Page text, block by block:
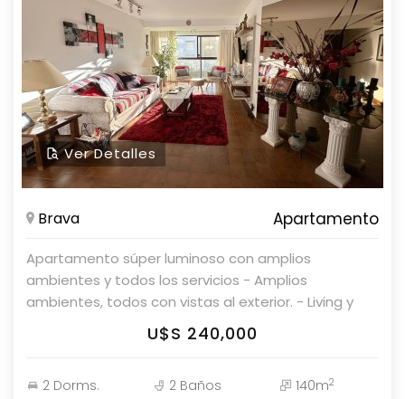
Ver Detalles
Brava Apartamento
Apartamento súper luminoso con amplios
ambientes y todos los servicios - Amplios
ambientes, todos con vistas al exterior. - Living y
comedor en ambientes separados. - Cocina
definida. - Terraza lavadero. - Dos dormitorios, uno
dormitorios están separados del living y comedor,
U$S 240,000
2 Dorms. 2 Baños 140m2